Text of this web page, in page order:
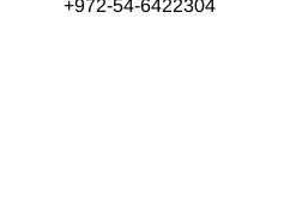
+972-54-6422304